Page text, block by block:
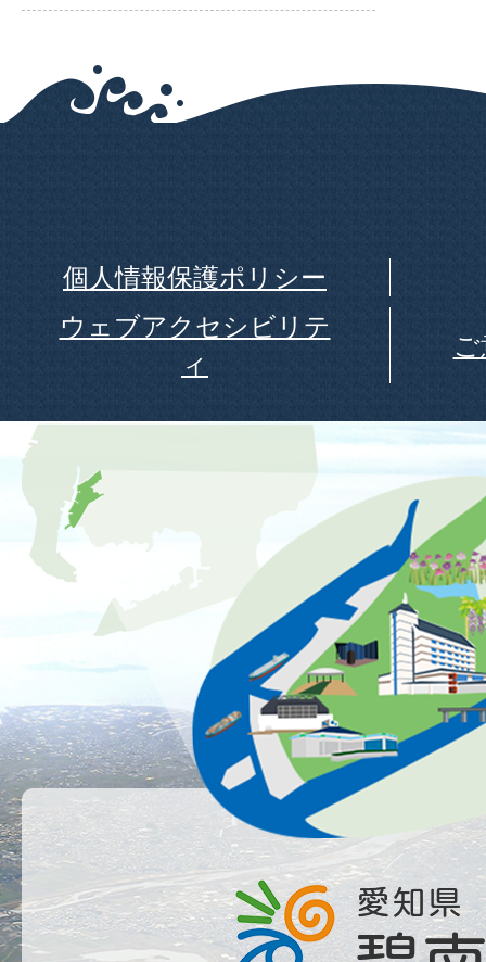
個人情報保護ポリシー
ウェブアクセシビリテ
ィ